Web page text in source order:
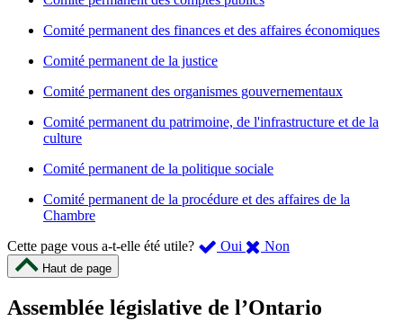
Comité permanent des finances et des affaires économiques
Comité permanent de la justice
Comité permanent des organismes gouvernementaux
Comité permanent du patrimoine, de l'infrastructure et de la
culture
Comité permanent de la politique sociale
Comité permanent de la procédure et des affaires de la
Chambre
Cette page vous a-t-elle été utile?
Oui ,
été
Non
m’a
Haut de page
Assemblée législative de l’Ontario